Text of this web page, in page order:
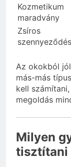
Kozmetikum
maradvány
Zsíros
szennyeződés
Az okokból
más-más
kell
megoldás
Milyen
tisztítani